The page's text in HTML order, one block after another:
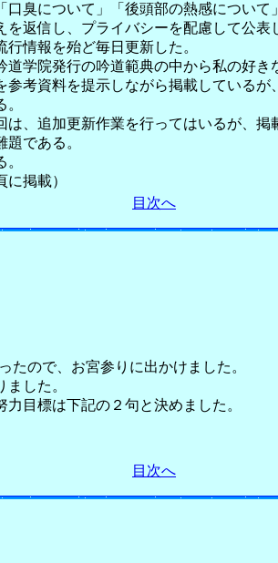
臭について」「後頭部の熱感について
返信し、プライバシーを配慮して公表
情報を殆ど毎日更新した。
学院発行の吟道範典の中から私の好き
考資料を提示しながら掲載している
、追加更新作業を行ってはいるが、
である。
掲載）
目次へ
たので、お宮参りに出かけました。
した。
目標は下記の２句と決めました。
目次へ